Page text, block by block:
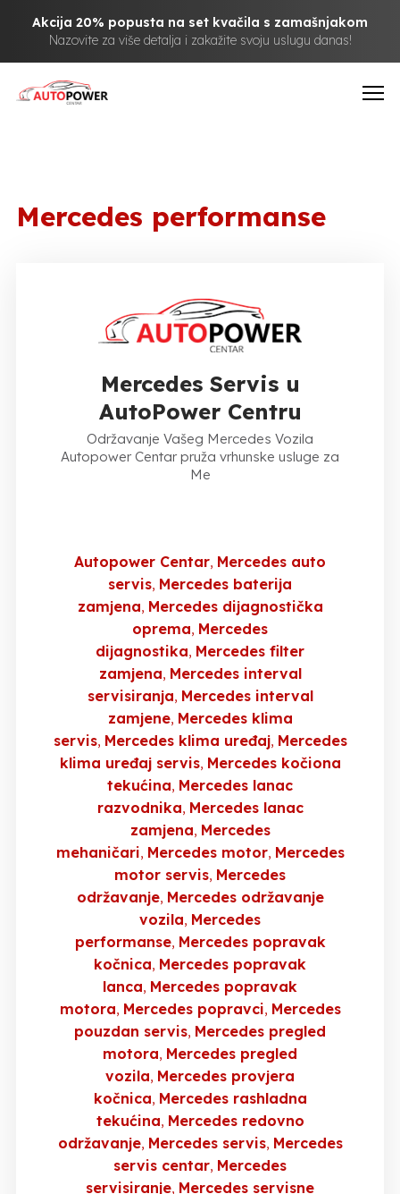
Akcija 20% popusta na set kvačila s zamašnjakom
Nazovite za više detalja i zakažite svoju uslugu danas!
Mercedes performanse
Mercedes Servis u
AutoPower Centru
Održavanje Vašeg Mercedes Vozila
Autopower Centar pruža vrhunske usluge za
Me
Autopower Centar Mercedes auto
servis Mercedes baterija
zamjena Mercedes dijagnostička
oprema Mercedes
dijagnostika Mercedes filter
zamjena Mercedes interval
servisiranja Mercedes interval
zamjene Mercedes klima
servis Mercedes klima uređaj Mercedes
klima uređaj servis Mercedes kočiona
tekućina Mercedes lanac
razvodnika Mercedes lanac
zamjena Mercedes
mehaničari Mercedes motor Mercedes
motor servis Mercedes
održavanje Mercedes održavanje
vozila Mercedes
performanse Mercedes popravak
kočnica Mercedes popravak
lanca Mercedes popravak
motora Mercedes popravci Mercedes
pouzdan servis Mercedes pregled
motora Mercedes pregled
vozila Mercedes provjera
kočnica Mercedes rashladna
tekućina Mercedes redovno
održavanje Mercedes servis Mercedes
servis centar Mercedes
servisiranje Mercedes servisne